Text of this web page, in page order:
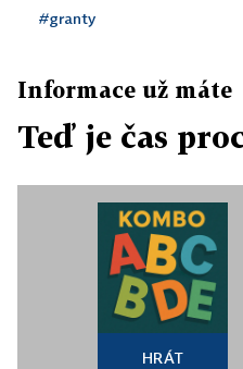
#granty
Informace už máte
Teď je čas
HRÁT